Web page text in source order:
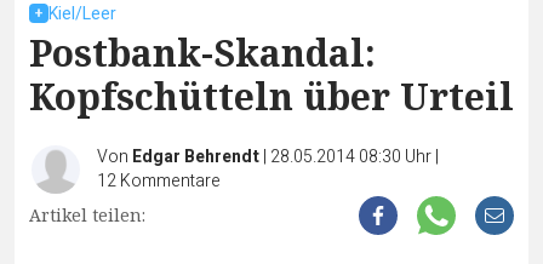
Kiel/Leer
Postbank-Skandal:
Kopfschütteln über Urteil
Von Edgar Behrendt| 28.05.2014 08:30 Uhr|
12Kommentare
Artikel teilen: